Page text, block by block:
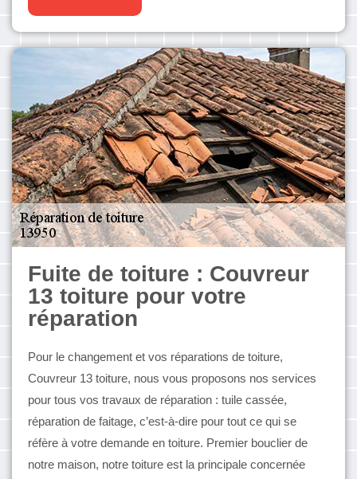
Fuite de toiture : Couvreur
13 toiture pour votre
réparation
Pour le changement et vos réparations de toiture,
Couvreur 13 toiture, nous vous proposons nos services
pour tous vos travaux de réparation : tuile cassée,
réparation de faitage, c’est-à-dire pour tout ce qui se
réfère à votre demande en toiture. Premier bouclier de
notre maison, notre toiture est la principale concernée